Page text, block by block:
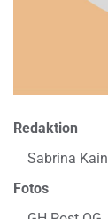
Redaktion
Sabrina
Fotos